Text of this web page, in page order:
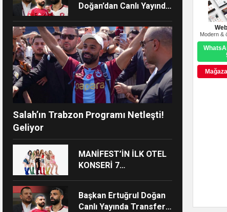
Modern &
Doğan’dan Canlı Yayında
Salah’ın Trabzon Programı Netleşti!
Geliyor
MANİFEST’İN İLK OTEL
KONSERİ 7
Başkan Ertuğrul Doğan
Canlı Yayında Transferi